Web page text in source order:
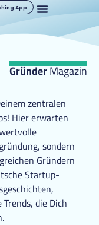
App
GründerMagazin
zentralen
Hier erwarten
sondern
Gründern
Startup-
die Dich